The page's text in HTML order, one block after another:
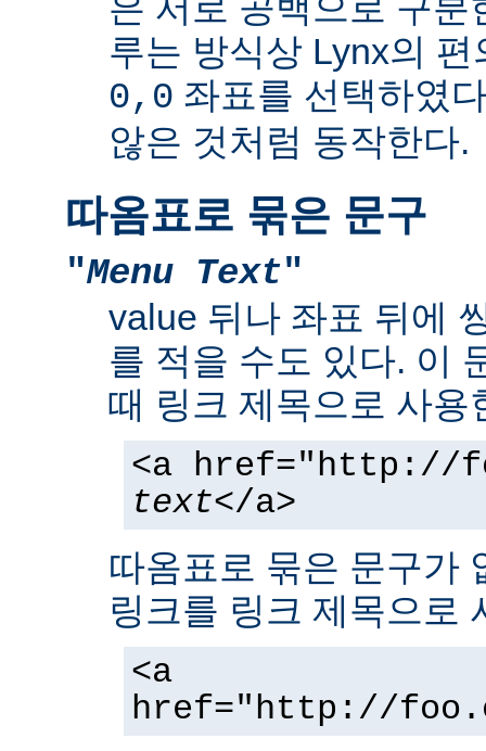
루는 방식상 Lynx의
0,0 좌표를 선택하였
않은 것처럼 동작한다.
따옴표로 묶은 문구
"Menu Text"
value 뒤나 좌표 뒤에
를 적을 수도 있다. 이
때 링크 제목으로 사용
<a href="http://
text</a>
따옴표로 묶은 문구가
링크를 링크 제목으로
<a
href="http://